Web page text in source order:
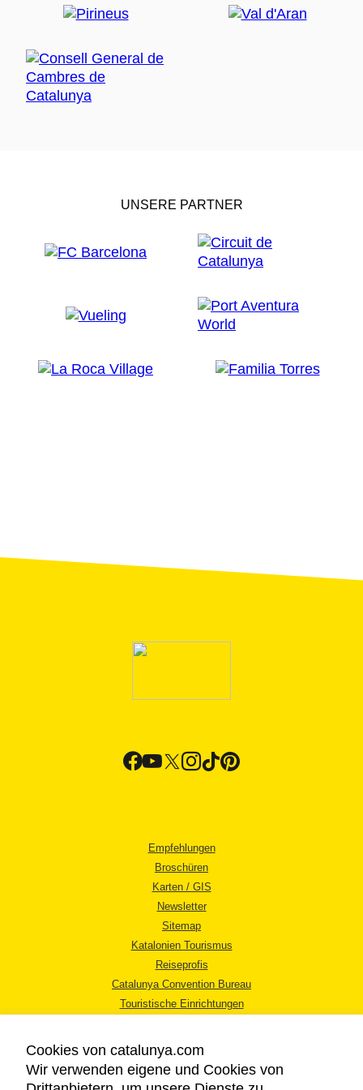
UNSERE PARTNER
Empfehlungen
Broschüren
Karten / GIS
Newsletter
Sitemap
Katalonien Tourismus
Reiseprofis
Catalunya Convention Bureau
Touristische Einrichtungen
Cookies von catalunya.com
Wir verwenden eigene und Cookies von